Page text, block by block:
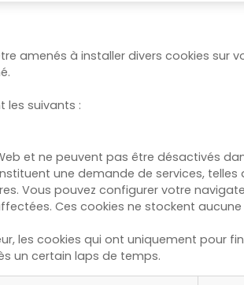
amenés à installer divers cookies
les suivants :
et ne peuvent pas être désactivés
une demande de services,
Vous pouvez configurer votre
Ces cookies ne stockent
les cookies qui ont uniquement pour
un certain laps de temps.